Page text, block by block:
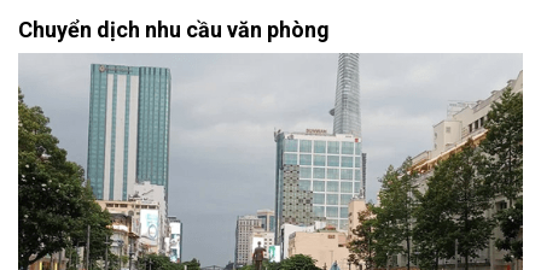
Chuyển dịch nhu cầu văn phòng